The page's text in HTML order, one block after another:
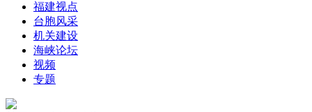
福建视点
台胞风采
机关建设
海峡论坛
视频
专题